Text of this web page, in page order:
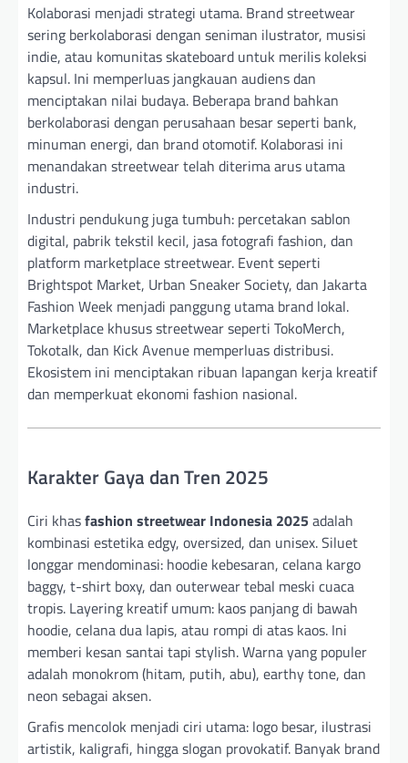
Kolaborasi menjadi strategi utama. Brand streetwear
sering berkolaborasi dengan seniman ilustrator, musisi
indie, atau komunitas skateboard untuk merilis koleksi
kapsul. Ini memperluas jangkauan audiens dan
menciptakan nilai budaya. Beberapa brand bahkan
berkolaborasi dengan perusahaan besar seperti bank,
minuman energi, dan brand otomotif. Kolaborasi ini
menandakan streetwear telah diterima arus utama
industri.
Industri pendukung juga tumbuh: percetakan sablon
digital, pabrik tekstil kecil, jasa fotografi fashion, dan
platform marketplace streetwear. Event seperti
Brightspot Market, Urban Sneaker Society, dan Jakarta
Fashion Week menjadi panggung utama brand lokal.
Marketplace khusus streetwear seperti TokoMerch,
Tokotalk, dan Kick Avenue memperluas distribusi.
Ekosistem ini menciptakan ribuan lapangan kerja kreatif
dan memperkuat ekonomi fashion nasional.
Karakter Gaya dan Tren 2025
Ciri khasfashion streetwear Indonesia 2025 adalah
kombinasi estetika edgy, oversized, dan unisex. Siluet
longgar mendominasi: hoodie kebesaran, celana kargo
baggy, t-shirt boxy, dan outerwear tebal meski cuaca
tropis. Layering kreatif umum: kaos panjang di bawah
hoodie, celana dua lapis, atau rompi di atas kaos. Ini
memberi kesan santai tapi stylish. Warna yang populer
adalah monokrom (hitam, putih, abu), earthy tone, dan
neon sebagai aksen.
Grafis mencolok menjadi ciri utama: logo besar, ilustrasi
artistik, kaligrafi, hingga slogan provokatif. Banyak brand